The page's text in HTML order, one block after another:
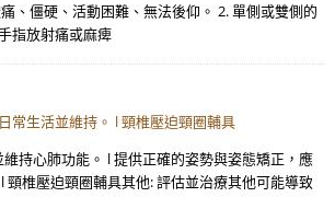
、僵硬、活動困難、無法後仰。 2. 單側或雙側的
指放射痛或麻痺
常生活並維持。 l 頸椎壓迫頸圈輔具
持心肺功能。 l 提供正確的姿勢與姿態矯正，應
頸椎壓迫頸圈輔具其他: 評估並治療其他可能導致